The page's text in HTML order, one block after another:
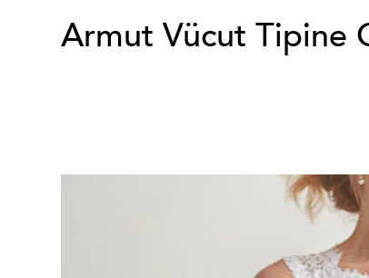
Armut Vücut Tipine